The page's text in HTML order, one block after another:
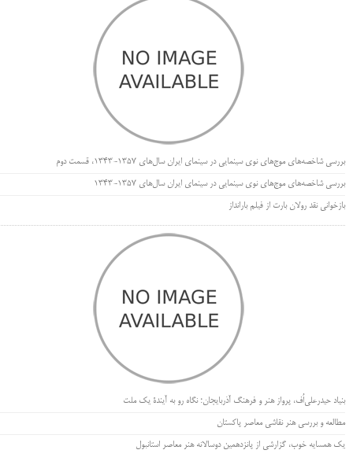
بررسی شاخصه‌های موج‌های نوی سینمایی در سینمای ایران سال‌های 1357-1343، قسمت دوم
بررسی شاخصه‌های موج‌های نوی سینمایی در سینمای ایران سال‌های 1357-1343
بازخوانی نقد رولان بارت از فیلم بارانداز
بنیاد حیدرعلی‌اُف، پرواز هنر و فرهنگ آذربایجان؛ نگاه رو به آیندۀ یک ملت
مطالعه و بررسی هنر نقاشی معاصر پاکستان
یک همسایه خوب، گزارشی از پانزدهمین دوسالانه هنر معاصر استانبول